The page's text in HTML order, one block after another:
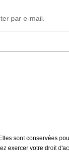
par e-mail.
sont conservées
exercer votre droit